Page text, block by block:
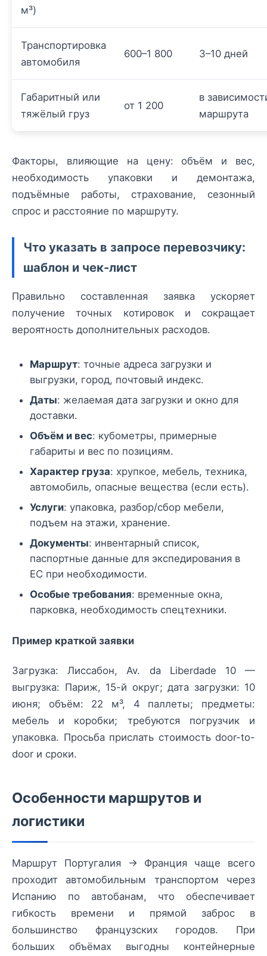
м³)
Транспортировка
автомобиля
600–1 800 3–10 дней
Габаритный или
тяжёлый груз
от 1 200
в
маршрута
Факторы, влияющие на цену: объём и вес,
необходимость упаковки и демонтажа,
подъёмные работы, страхование, сезонный
спрос и расстояние по маршруту.
Что указать в запросе перевозчику:
шаблон и чек-лист
Правильно составленная заявка ускоряет
получение точных котировок и сокращает
вероятность дополнительных расходов.
Маршрут: точные адреса загрузки и
выгрузки, город, почтовый индекс.
Даты: желаемая дата загрузки и окно для
доставки.
Объём и вес: кубометры, примерные
габариты и вес по позициям.
Характер груза: хрупкое, мебель, техника,
автомобиль, опасные вещества (если есть).
Услуги: упаковка, разбор/сбор мебели,
подъем на этажи, хранение.
Документы: инвентарный список,
паспортные данные для экспедирования в
ЕС при необходимости.
Особые требования: временные окна,
парковка, необходимость спецтехники.
Пример краткой заявки
Загрузка: Лиссабон, Av. da Liberdade 10 —
выгрузка: Париж, 15-й округ; дата загрузки: 10
июня; объём: 22 м³, 4 паллеты; предметы:
мебель и коробки; требуются погрузчик и
упаковка. Просьба прислать стоимость door-to-
door и сроки.
Особенности маршрутов и
логистики
Маршрут Португалия → Франция чаще всего
проходит автомобильным транспортом через
Испанию по автобанам, что обеспечивает
гибкость времени и прямой заброс в
большинство французских городов. При
больших объёмах выгодны контейнерные